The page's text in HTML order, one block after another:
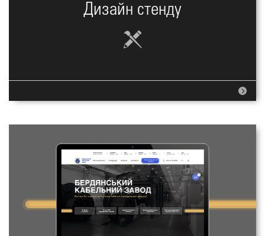
Дизайн стенду